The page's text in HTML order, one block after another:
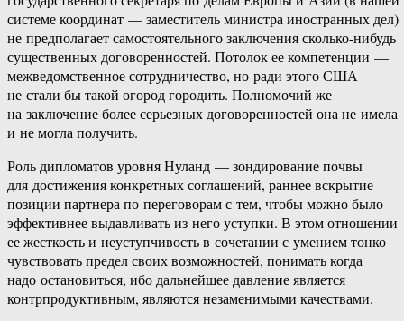
системе координат — заместитель министра иностранных дел)
не предполагает самостоятельного заключения сколько-нибудь
существенных договоренностей. Потолок ее компетенции —
межведомственное сотрудничество, но ради этого США
не стали бы такой огород городить. Полномочий же
на заключение более серьезных договоренностей она не имела
и не могла получить.
Роль дипломатов уровня Нуланд — зондирование почвы
для достижения конкретных соглашений, раннее вскрытие
позиции партнера по переговорам с тем, чтобы можно было
эффективнее выдавливать из него уступки. В этом отношении
ее жесткость и неуступчивость в сочетании с умением тонко
чувствовать предел своих возможностей, понимать когда
надо остановиться, ибо дальнейшее давление является
контрпродуктивным, являются незаменимыми качествами.